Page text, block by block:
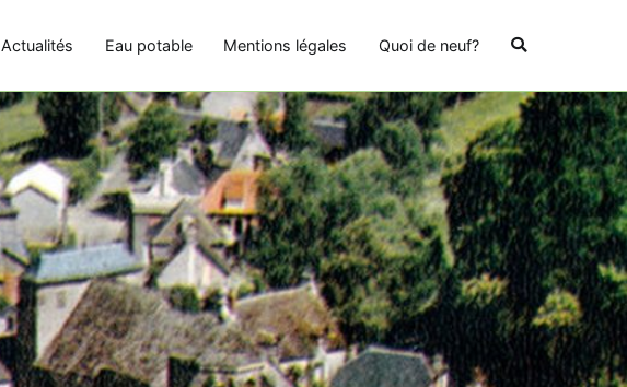
Actualités Eau potable Mentions légales Quoi de neuf?